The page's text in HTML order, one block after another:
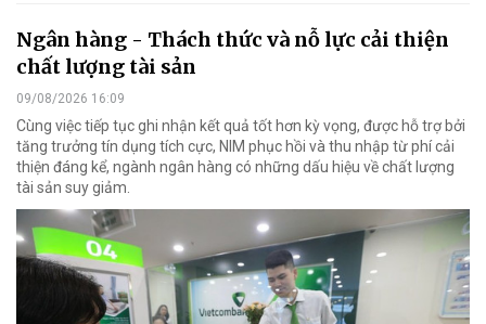
Ngân hàng - Thách thức và nỗ lực cải thiện
chất lượng tài sản
09/08/2026 16:09
Cùng việc tiếp tục ghi nhận kết quả tốt hơn kỳ vọng, được hỗ trợ bởi
tăng trưởng tín dụng tích cực, NIM phục hồi và thu nhập từ phí cải
thiện đáng kể, ngành ngân hàng có những dấu hiệu về chất lượng
tài sản suy giảm.